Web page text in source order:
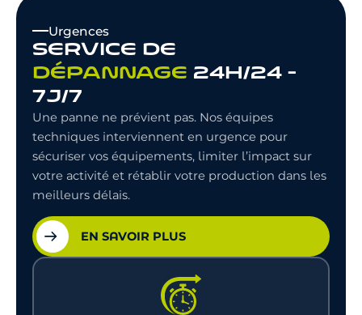
Urgences
SERVICE DE
DÉPANNAGE 24H/24 -
7J/7
Une panne ne prévient pas. Nos équipes
techniques interviennent en urgence pour
sécuriser vos équipements, limiter l’impact sur
votre activité et rétablir votre production dans les
meilleurs délais.
EN SAVOIR PLUS